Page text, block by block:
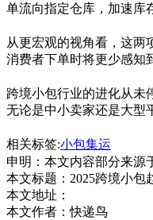
单流向指定仓库，加速库
从更宏观的视角看，这两
消费者下单时将更少感知
跨境小包行业的进化从未
无论是中小卖家还是大型
相关标签:小包集运
申明：本文内容部分来源
本文标题： 2025跨境小包
本文地址：
本文作者：快递鸟